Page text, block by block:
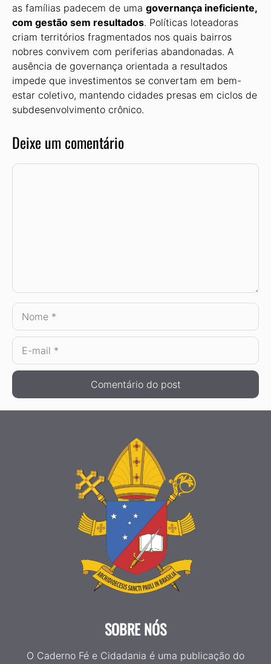
as famílias padecem de uma governança ineficiente,
com gestão sem resultados. Políticas loteadoras
criam territórios fragmentados nos quais bairros
nobres convivem com periferias abandonadas. A
ausência de governança orientada a resultados
impede que investimentos se convertam em bem-
estar coletivo, mantendo cidades presas em ciclos de
subdesenvolvimento crônico.
Deixe um comentário
Comentário
Nome
E-
mail
SOBRE NÓS
O Caderno Fé e Cidadania é uma publicação do